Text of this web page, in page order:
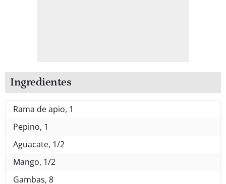
Ingredientes
Rama de apio, 1
Pepino, 1
Aguacate, 1/2
Mango, 1/2
Gambas, 8